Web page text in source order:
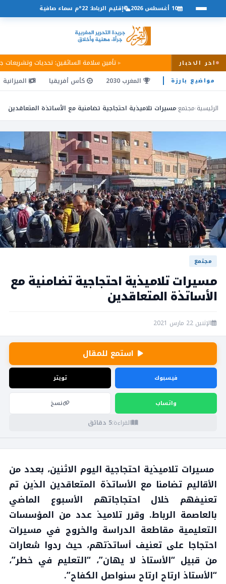
اخر الاخبار تأمين سلامة السائقين: تحديات وتشريعات
10 أغسطس 2026 إقليم الرباط: 22°م سماء صافية
مواضيع بارزة المغرب 2030 كأس أفريقيا الميزانية
الرئيسية›مجتمع›مسيرات تلاميذية احتجاجية تضامنية مع الأساتذة المتعاقدين
مجتمع
مسيرات تلاميذية احتجاجية تضامنية مع
الأساتذة المتعاقدين
الإثنين 22 مارس 2021
استمع للمقال
فيسبوك تويتر
واتساب نسخ
القراءة:5 دقائق
مسيرات تلاميذية احتجاجية اليوم الاثنين، بعدد من
الأقاليم تضامنا مع الأساتذة المتعاقدين الذين تم
تعنيفهم خلال احتجاجاتهم الأسبوع الماضي
بالعاصمة الرباط. وقرر تلاميذ عدد من المؤسسات
التعليمية مقاطعة الدراسة والخروج في مسيرات
احتجاجا على تعنيف أساتذتهم، حيث ردوا شعارات
من قبيل “الأستاذ لا يهان”، “التعليم في خطر”،
“الأستاذ ارتاح ارتاح سنواصل الكفاح”.